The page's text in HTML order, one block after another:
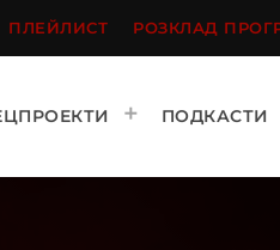
ПЛЕЙЛИСТ РОЗКЛАД
ПОДКАСТИ